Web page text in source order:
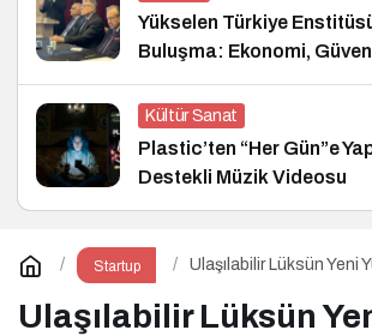
Yükselen Türkiye
Buluşma: Ekonomi,
ve Hukuk Konferansı
Kültür Sanat
Plastic’ten “Her Gün”e
Destekli Müzik Videosu
Startup Ulaşılabilir Lüksün Yeni
Ulaşılabilir Lüksün